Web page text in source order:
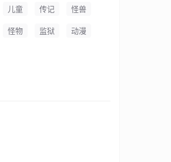
儿童 传记 怪兽
怪物 监狱 动漫